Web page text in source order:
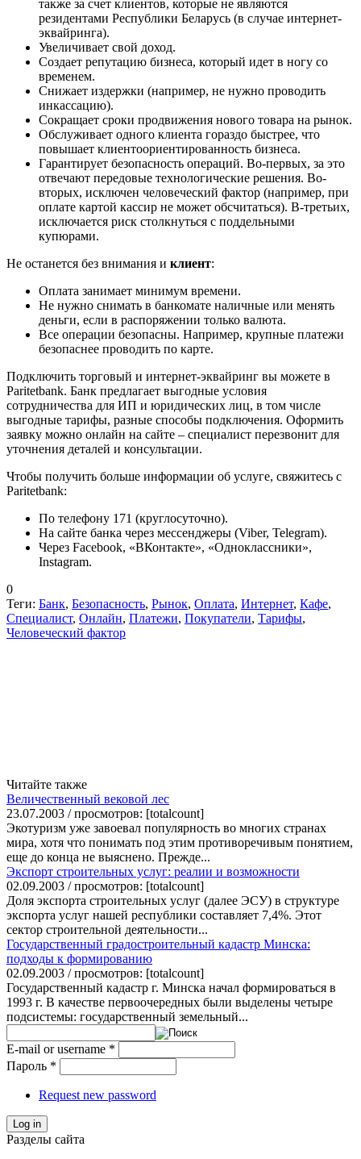
также за счет клиентов, которые не являются
резидентами Республики Беларусь (в случае интернет-
эквайринга).
Увеличивает свой доход.
Создает репутацию бизнеса, который идет в ногу со
временем.
Снижает издержки (например, не нужно проводить
инкассацию).
Сокращает сроки продвижения нового товара на рынок.
Обслуживает одного клиента гораздо быстрее, что
повышает клиентоориентированность бизнеса.
Гарантирует безопасность операций. Во-первых, за это
отвечают передовые технологические решения. Во-
вторых, исключен человеческий фактор (например, при
оплате картой кассир не может обсчитаться). В-третьих,
исключается риск столкнуться с поддельными
купюрами.
Не останется без внимания и клиент:
Оплата занимает минимум времени.
Не нужно снимать в банкомате наличные или менять
деньги, если в распоряжении только валюта.
Все операции безопасны. Например, крупные платежи
безопаснее проводить по карте.
Подключить торговый и интернет-эквайринг вы можете в
Paritetbank. Банк предлагает выгодные условия
сотрудничества для ИП и юридических лиц, в том числе
выгодные тарифы, разные способы подключения. Оформить
заявку можно онлайн на сайте – специалист перезвонит для
уточнения деталей и консультации.
Чтобы получить больше информации об услуге, свяжитесь с
Paritetbank:
По телефону 171 (круглосуточно).
На сайте банка через мессенджеры (Viber, Telegram).
Через Facebook, «ВКонтакте», «Одноклассники»,
Instagram.
0
Теги: Банк, Безопасность, Рынок, Оплата, Интернет, Кафе,
Специалист, Онлайн, Платежи, Покупатели, Тарифы,
Человеческий фактор
Читайте также
Величественный вековой лес
23.07.2003 / просмотров: [totalcount]
Экотуризм уже завоевал популярность во многих странах
мира, хотя что понимать под этим противоречивым понятием,
еще до конца не выяснено. Прежде...
Экспорт строительных услуг: реалии и возможности
02.09.2003 / просмотров: [totalcount]
Доля экспорта строительных услуг (далее ЭСУ) в структуре
экспорта услуг нашей республики составляет 7,4%. Этот
сектор строительной деятельности...
Государственный градостроительный кадастр Минска:
подходы к формированию
02.09.2003 / просмотров: [totalcount]
Государственный кадастр г. Минска начал формироваться в
1993 г. В качестве первоочередных были выделены четыре
подсистемы: государственный земельный...
E-mail or username *
Пароль *
Request new password
Log in
Разделы сайта